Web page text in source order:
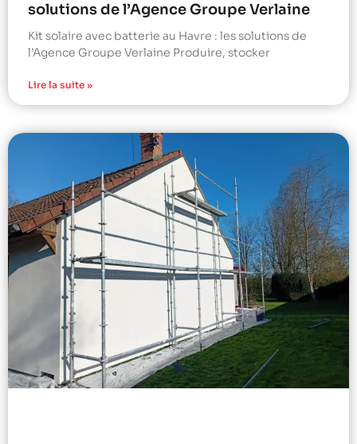
solutions de l’Agence Groupe Verlaine
Kit solaire avec batterie au Havre : les solutions de
l’Agence Groupe Verlaine Produire, stocker
Lire la suite »